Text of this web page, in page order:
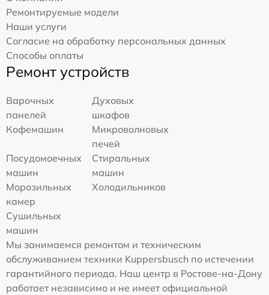
Ремонтируемые модели
Наши услуги
Согласие на обработку персональных данных
Способы оплаты
Ремонт устройств
Варочных
панелей
Духовых
шкафов
Кофемашин
Микроволновых
печей
Посудомоечных
машин
Стиральных
машин
Морозильных
камер
Холодильников
Сушильных
машин
Мы занимаемся ремонтом и техническим
обслуживанием техники Kuppersbusch по истечении
гарантийного периода. Наш центр в Ростове-на-Дону
работает независимо и не имеет официальной